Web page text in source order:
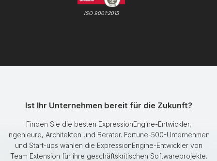
ISO 9001:2015
Ist Ihr Unternehmen bereit für die Zukunft?
Finden Sie die besten ExpressionEngine-Entwickler,
Ingenieure, Architekten und Berater. Fortune-500-Unternehmen
und Start-ups wählen die ExpressionEngine-Entwickler von
Team Extension für ihre geschäftskritischen Softwareprojekte.